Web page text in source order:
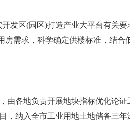
区(园区)打造产业大平台有关要
需求，科学确定供楼标准，结合
各地负责开展地块指标优化论证
纳入全市工业用地土地储备三